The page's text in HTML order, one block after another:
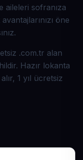
aileleri sofranıza
öne
.com.tr alan
Hazır lokanta
1 yıl ücretsiz